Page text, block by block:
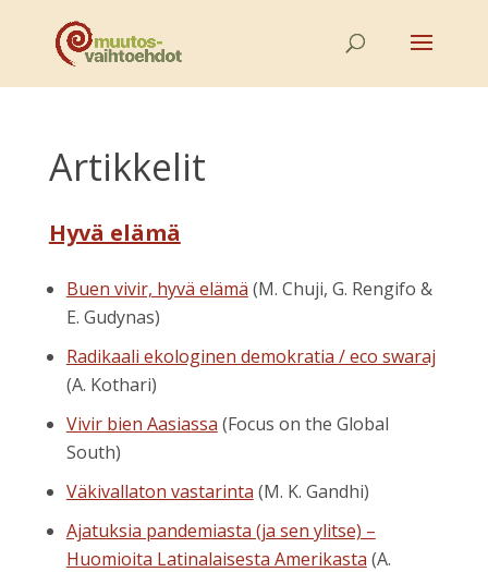
Artikkelit
Hyvä elämä
Buen vivir, hyvä elämä (M. Chuji, G. Rengifo &
E. Gudynas)
Radikaali ekologinen demokratia / eco swaraj
(A. Kothari)
Vivir bien Aasiassa (Focus on the Global
South)
Väkivallaton vastarinta (M. K. Gandhi)
Ajatuksia pandemiasta (ja sen ylitse) –
Huomioita Latinalaisesta Amerikasta (A.